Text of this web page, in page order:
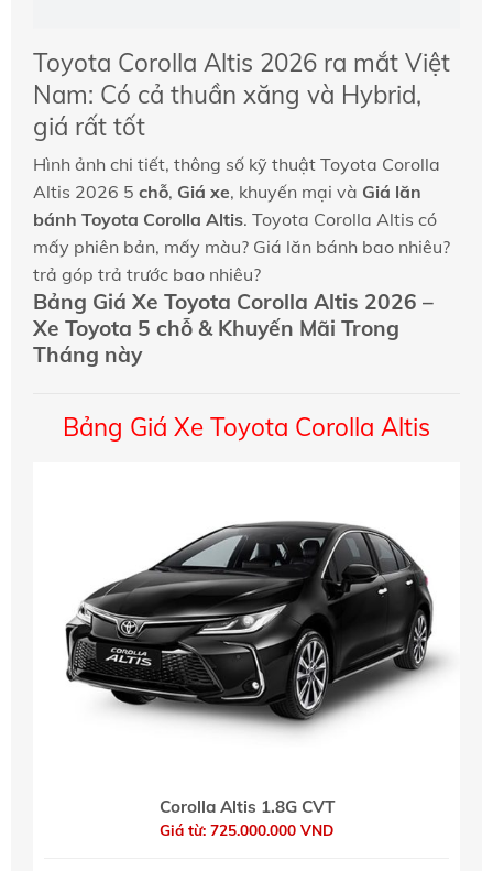
Toyota Corolla Altis 2026 ra mắt Việt
Nam: Có cả thuần xăng và Hybrid,
giá rất tốt
Hình ảnh chi tiết, thông số kỹ thuật Toyota Corolla
Altis 2026 5 chỗ, Giá xe, khuyến mại và Giá lăn
bánh Toyota Corolla Altis. Toyota Corolla Altis có
mấy phiên bản, mấy màu? Giá lăn bánh bao nhiêu?
trả góp trả trước bao nhiêu?
Bảng Giá Xe Toyota Corolla Altis 2026 –
Xe Toyota 5 chỗ & Khuyến Mãi Trong
Tháng này
Bảng Giá Xe Toyota Corolla Altis
Corolla Altis 1.8G CVT
Giá từ: 725.000.000 VND